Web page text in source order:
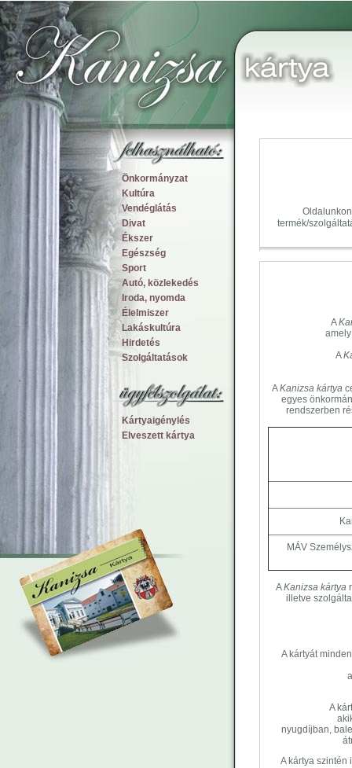
Önkormányzat
Kultúra
Vendéglátás
Divat
Ékszer
Egészség
Sport
Autó, közlekedés
Iroda, nyomda
Élelmiszer
Lakáskultúra
Hirdetés
Szolgáltatások
Kártyaigénylés
Elveszett kártya
termék/
A
A
AKanizsa kártya
egyes
rendszerben
MÁV
AKanizsa kártya
illetve
A kártyát
A
nyugdíjban,
A kártya szintén